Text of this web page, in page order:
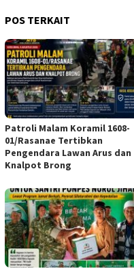
POS TERKAIT
Patroli Malam Koramil 1608-
01/Rasanae Tertibkan
Pengendara Lawan Arus dan
Knalpot Brong